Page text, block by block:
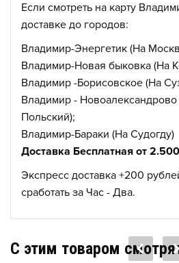
Если смотреть на карту
доставке до городов:
Владимир-Энергетик (На
Владимир-Новая быковка (На
Владимир -Борисовское (На
Владимир -
Польский);
Владимир-Бараки (На Судогду)
Доставка Бесплатная от
Экспресс доставка +200
сработать за Час - Два.
C этим товаром